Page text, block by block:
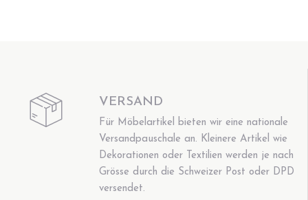
VERSAND
Für Möbelartikel bieten wir eine nationale
Versandpauschale an. Kleinere Artikel wie
Dekorationen oder Textilien werden je nach
Grösse durch die Schweizer Post oder DPD
versendet.